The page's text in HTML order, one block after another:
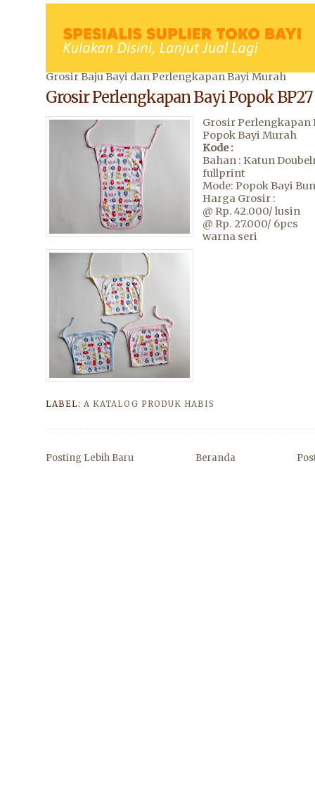
Grosir Baju Bayi dan Perlengkapan Bayi Murah
Grosir Perlengkapan Bayi Popok BP27
Grosir Perlengkapan
Popok Bayi Murah
Kode :
Bahan : Katun
fullprint
Mode: Popok Bayi
Harga Grosir :
@ Rp. 42.000/ lusin
@ Rp. 27.000/ 6pcs
warna seri
LABEL:A KATALOG PRODUK HABIS
Posting Lebih Baru Beranda